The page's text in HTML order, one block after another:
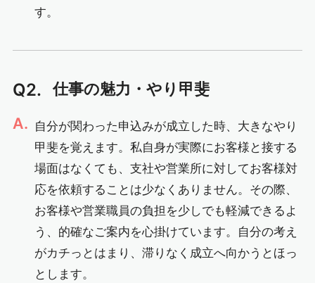
す。
Q2.
仕事の魅力・やり甲斐
A. 自分が関わった申込みが成立した時、大きなやり
甲斐を覚えます。私自身が実際にお客様と接する
場面はなくても、支社や営業所に対してお客様対
応を依頼することは少なくありません。その際、
お客様や営業職員の負担を少しでも軽減できるよ
う、的確なご案内を心掛けています。自分の考え
がカチっとはまり、滞りなく成立へ向かうとほっ
とします。